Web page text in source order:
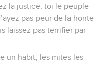
la justice, toi le peuple
pas peur de la honte
laissez pas terrifier par
un habit, les mites les